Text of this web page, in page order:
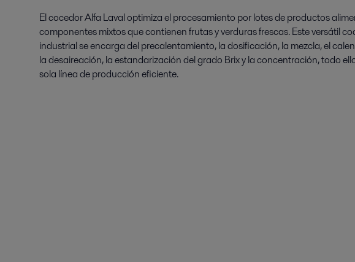
El cocedor Alfa Laval optimiza el procesamiento por lotes de productos
componentes mixtos que contienen frutas y verduras frescas. Este versátil
industrial se encarga del precalentamiento, la dosificación, la mezcla, el
la desaireación, la estandarización del grado Brix y la concentración, todo
sola línea de producción eficiente.